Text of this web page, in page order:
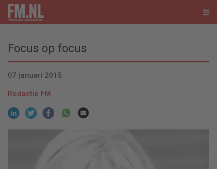
Focus op focus
07 januari 2015
Redactie FM